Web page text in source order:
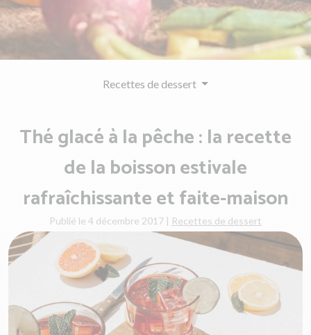
Recettes de dessert
Thé glacé à la pêche : la recette
de la boisson estivale
rafraîchissante et faite-maison
Publié le 4 décembre 2017 | Recettes de dessert